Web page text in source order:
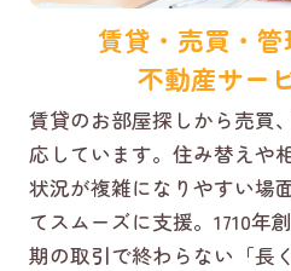
賃貸・売買・
不動産サー
賃貸のお部屋探しから売買
応しています。住み替えや
状況が複雑になりやすい場
てスムーズに支援。1710年
期の取引で終わらない「長